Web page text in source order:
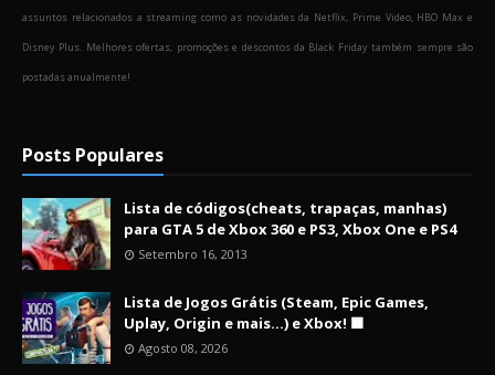
assuntos relacionados a streaming como as novidades da Netflix, Prime Video, HBO Max e
Disney Plus. Melhores ofertas, promoções e descontos da Black Friday também sempre são
postadas anualmente!
Posts Populares
Lista de códigos(cheats, trapaças, manhas)
para GTA 5 de Xbox 360 e PS3, Xbox One e PS4
Setembro 16, 2013
Lista de Jogos Grátis (Steam, Epic Games,
Uplay, Origin e mais...) e Xbox! 🟩
Agosto 08, 2026